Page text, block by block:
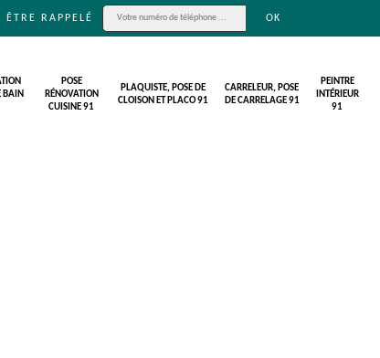
ÊTRE RAPPELÉ
BAIN
POSE
RÉNOVATION
CUISINE 91
PLAQUISTE, POSE DE
CLOISON ET PLACO 91
CARRELEUR, POSE
DE CARRELAGE 91
PEINTRE
INTÉRIEUR
91